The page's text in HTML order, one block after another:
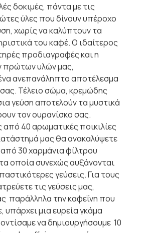
δοκιμές, πάντα με τις
ύλες που δίνουν υπέροχο
χωρίς να καλύπτουν τα
του καφέ. Ο ιδαίτερος
προδιαγραφές και η
πρώτων υλών μας,
ανεπανάληπτο αποτέλεσμα
Τέλειο σώμα, κρεμώδης
γεύση αποτελούν τα μυστικά
τον ουρανίσκο σας.
40 αρωματικές ποικιλίες
μας θα ανακαλύψετε
30 χαρμάνια φίλτρου
οποία συνεχώς αυξάνονται
γεύσεις. Για τους
τις γεύσεις μας,
παράλληλα την καφεΐνη που
υπάρχει μια ευρεία γκάμα
να δημιουργήσουμε 10